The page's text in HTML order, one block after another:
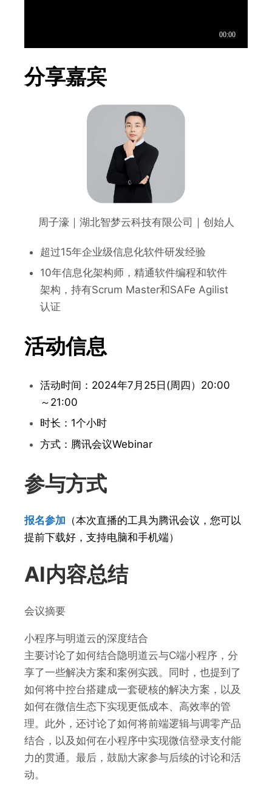
分享嘉宾
周子濠｜湖北智梦云科技有限公司｜创始人
超过15年企业级信息化软件研发经验
10年信息化架构师，精通软件编程和软件
架构，持有Scrum Master和SAFe Agilist
认证
活动信息
活动时间：2024年7月25日(周四）20:00
～21:00
时长：1个小时
方式：腾讯会议Webinar
参与方式
报名参加 （本次直播的工具为腾讯会议，您可以
提前下载好，支持电脑和手机端）
AI内容总结
会议摘要
小程序与明道云的深度结合
主要讨论了如何结合隐明道云与C端小程序，分
享了一些解决方案和案例实践。同时，也提到了
如何将中控台搭建成一套硬核的解决方案，以及
如何在微信生态下实现更低成本、高效率的管
理。此外，还讨论了如何将前端逻辑与调零产品
结合，以及如何在小程序中实现微信登录支付能
力的贯通。最后，鼓励大家参与后续的讨论和活
动。